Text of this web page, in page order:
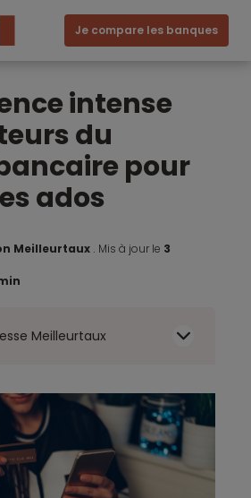
Je compare les banques
intense
du
pour
ados
Meilleurtaux . Mis à jour le 3
Meilleurtaux